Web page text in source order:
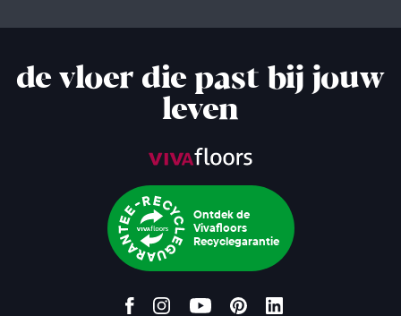
de vloer die past bij jouw
leven
Ontdek de
Vivafloors
Recyclegarantie